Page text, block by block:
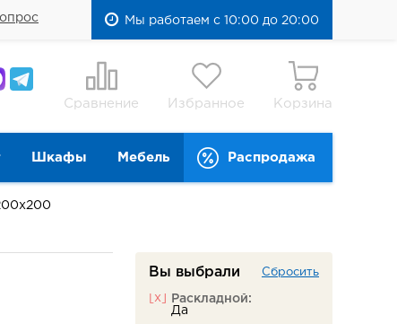
Мы работаем с 10:00 до 20:00
Сравнение Избранное Корзина
Шкафы Мебель Распродажа
Вы выбрали Сбросить
[x]
Раскладной:
Да